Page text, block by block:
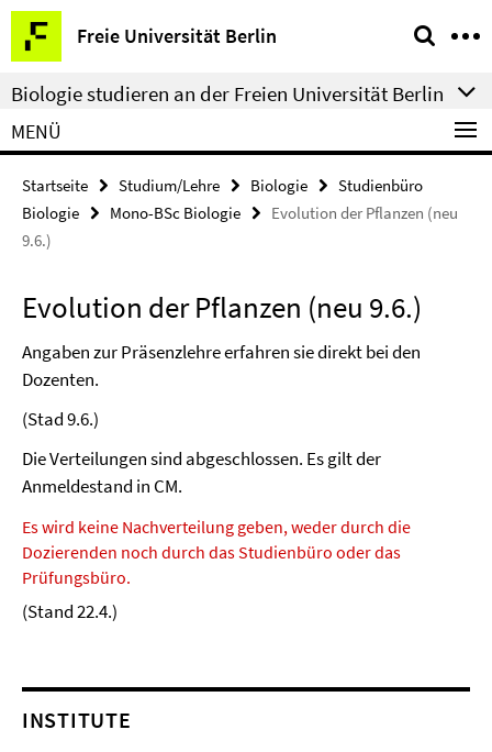
Springe
direkt
zu
Inhalt
Freie Universität Berlin
Service-
Navigation
Biologie studieren an der Freien Universität Berlin
MENÜ
Startseite Studium/Lehre Biologie
Studienbüro
Biologie
Mono-BSc Biologie
Evolution der Pflanzen (neu
9.6.)
Evolution der Pflanzen (neu 9.6.)
Angaben zur Präsenzlehre erfahren sie direkt bei den
Dozenten.
(Stad 9.6.)
Die Verteilungen sind abgeschlossen. Es gilt der
Anmeldestand in CM.
Es wird keine Nachverteilung geben, weder durch die
Dozierenden noch durch das Studienbüro oder das
Prüfungsbüro.
(Stand 22.4.)
INSTITUTE